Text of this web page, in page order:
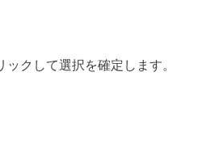
クして選択を確定します。